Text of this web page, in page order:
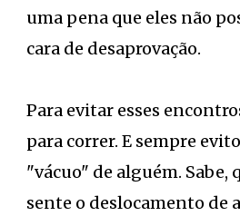
uma pena que eles não
cara de desaprovação.
Para evitar esses
para correr. E sempre
"vácuo" de alguém. Sabe,
sente o deslocamento de